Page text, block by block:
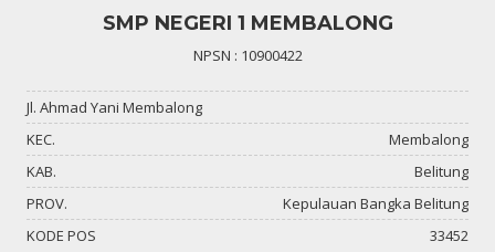
SMP NEGERI 1 MEMBALONG
NPSN : 10900422
Jl. Ahmad Yani Membalong
KEC.
Membalong
KAB.
Belitung
PROV.
Kepulauan Bangka Belitung
KODE POS
33452